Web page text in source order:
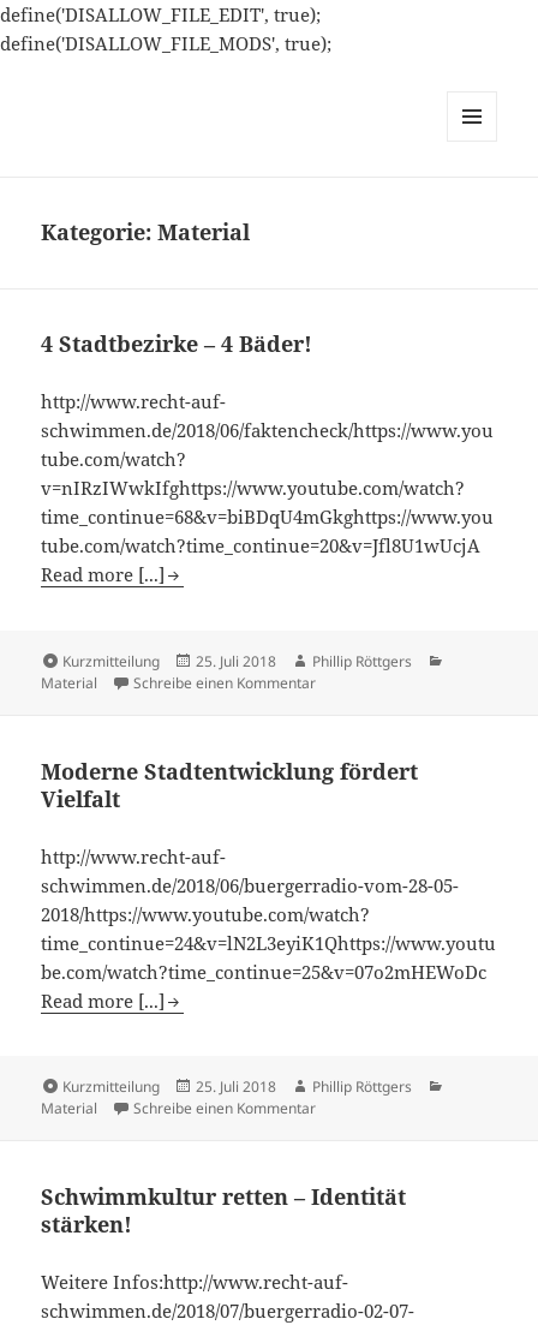
define('DISALLOW_FILE_EDIT', true);
define('DISALLOW_FILE_MODS', true);
Kategorie:Material
4 Stadtbezirke – 4 Bäder!
http://www.recht-auf-
schwimmen.de/2018/06/faktencheck/https://www.you
tube.com/watch?
v=nIRzIWwkIfghttps://www.youtube.com/watch?
time_continue=68&v=biBDqU4mGkghttps://www.you
tube.com/watch?time_continue=20&v=Jfl8U1wUcjA
Read more [...]
Kurzmitteilung 25. Juli 2018
Phillip Röttgers
Material
Schreibe einen Kommentar
Moderne Stadtentwicklung fördert
Vielfalt
http://www.recht-auf-
schwimmen.de/2018/06/buergerradio-vom-28-05-
2018/https://www.youtube.com/watch?
time_continue=24&v=lN2L3eyiK1Qhttps://www.youtu
be.com/watch?time_continue=25&v=07o2mHEWoDc
Read more [...]
Kurzmitteilung 25. Juli 2018
Phillip Röttgers
Material
Schreibe einen Kommentar
Schwimmkultur retten – Identität
stärken!
Weitere Infos:http://www.recht-auf-
schwimmen.de/2018/07/buergerradio-02-07-